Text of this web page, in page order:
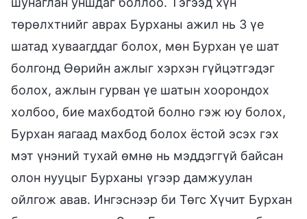
төрөлхтнийг аврах Бурханы ажил нь 3 үе
шатад хуваагддаг болох, мөн Бурхан үе шат
болгонд Өөрийн ажлыг хэрхэн гүйцэтгэдэг
болох, ажлын гурван үе шатын хоорондох
холбоо, бие махбодтой болно гэж юу болох,
Бурхан яагаад махбод болох ёстой эсэх гэх
мэт үнэний тухай өмнө нь мэддэггүй байсан
олон нууцыг Бурханы үгээр дамжуулан
ойлгож авав. Ингэснээр би Төгс Хүчит Бурхан